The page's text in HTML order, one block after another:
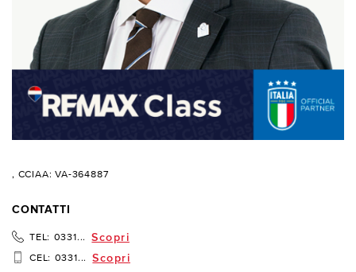
, CCIAA: VA-364887
CONTATTI
TEL: 0331... Scopri
CEL: 0331... Scopri